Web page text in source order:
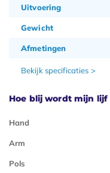
Uitvoering
Gewicht
Afmetingen
Bekijk specificaties >
Hoe blij wordt mijn lijf
Hand
Arm
Pols